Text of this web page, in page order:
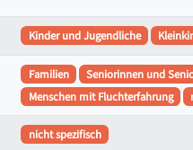
Kinder und Jugendliche
Familien
Seniorinnen und
Menschen mit Fluchterfahrung
nicht spezifisch